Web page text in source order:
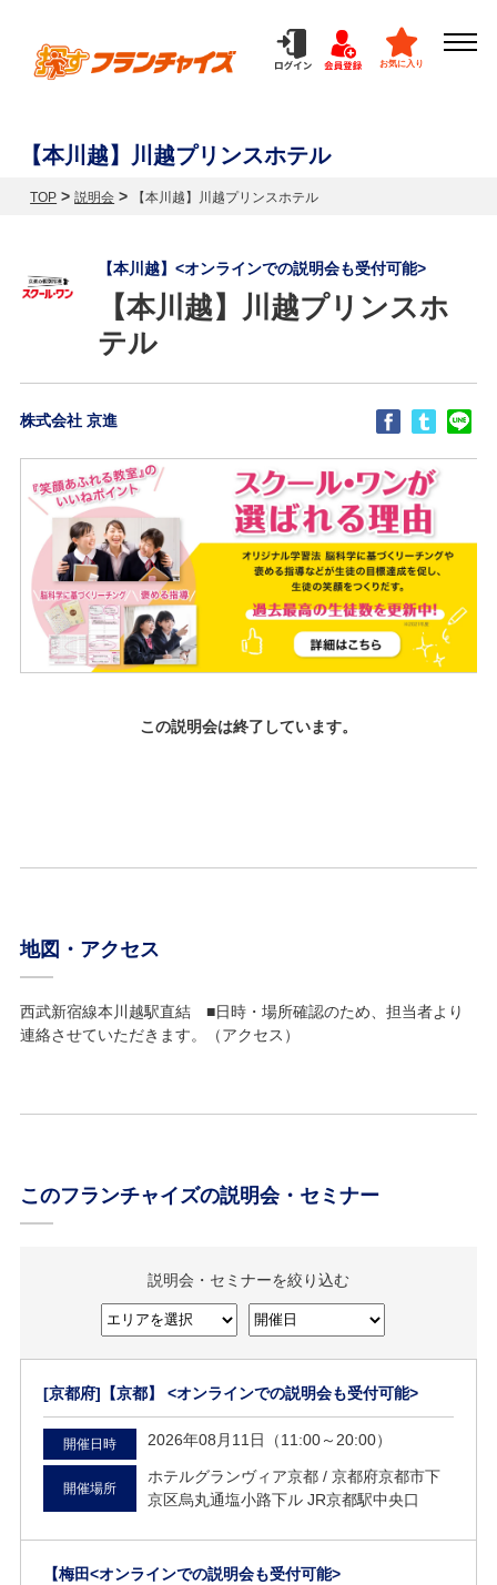
お気に入り
【本川越】川越プリンスホテル
TOP >説明会 > 【本川越】川越プリンスホテル
【本川越】<オンラインでの説明会も受付可能>
【本川越】川越プリンスホ
テル
株式会社 京進
この説明会は終了しています。
地図・アクセス
西武新宿線本川越駅直結 ■日時・場所確認のため、担当者より
連絡させていただきます。（アクセス ）
このフランチャイズの説明会・セミナー
説明会・セミナーを絞り込む
[京都府] 【京都】 <オンラインでの説明会も受付可能>
開催日時 2026年08月11日（11:00～20:00）
開催場所
ホテルグランヴィア京都 / 京都府京都市下
京区烏丸通塩小路下ル JR京都駅中央口
【梅田<オンラインでの説明会も受付可能>